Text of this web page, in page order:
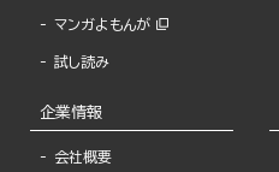
マンガよもんが
試し読み
企業情報
会社概要